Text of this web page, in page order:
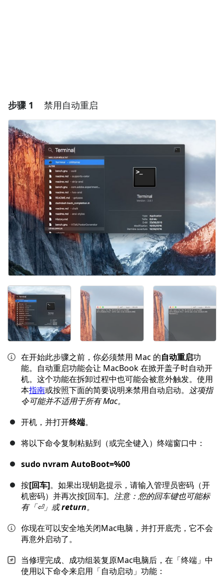
步骤 1 禁用自动重启
在开始此步骤之前，你必须禁用 Mac 的自动重启功
能。自动重启功能会让 MacBook 在掀开盖子时自动开
机。这个功能在拆卸过程中也可能会被意外触发。使用
本指南或按照下面的简要说明来禁用自动启动。 这项指
令可能并不适用于所有 Mac。
开机，并打开终端。
将以下命令复制粘贴到（或完全键入）终端窗口中：
sudo nvram AutoBoot=%00
按[回车]。如果出现钥匙提示，请输入管理员密码（开
机密码）并再次按[回车]。 注意：您的回车键也可能标
有「⏎」或return。
你现在可以安全地关闭Mac电脑，并打开底壳，它不会
再意外启动了。
当修理完成、成功组装复原Mac电脑后，在「终端」中
使用以下命令来启用「自动启动」功能：